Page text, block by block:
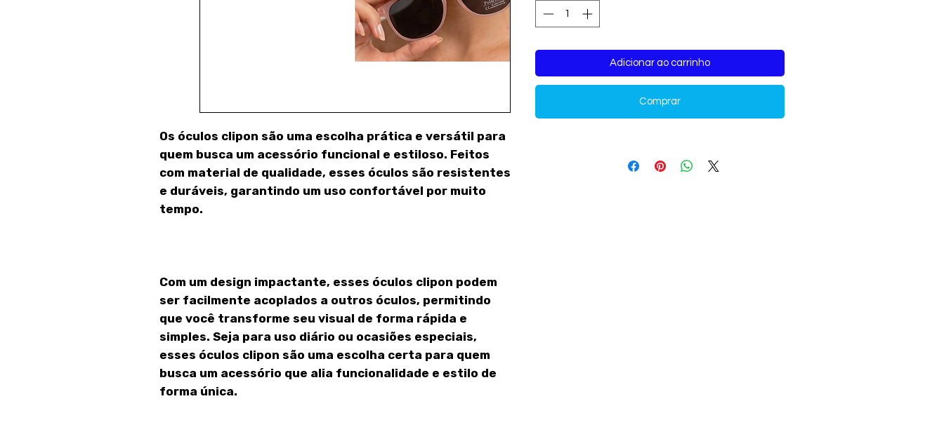
Os óculos clipon são uma escolha prática e versátil para
quem busca um acessório funcional e estiloso. Feitos
com material de qualidade, esses óculos são resistentes
e duráveis, garantindo um uso confortável por muito
tempo.
Com um design impactante, esses óculos clipon podem
ser facilmente acoplados a outros óculos, permitindo
que você transforme seu visual de forma rápida e
simples. Seja para uso diário ou ocasiões especiais,
esses óculos clipon são uma escolha certa para quem
busca um acessório que alia funcionalidade e estilo de
forma única.
Adicionar ao carrinho
Comprar